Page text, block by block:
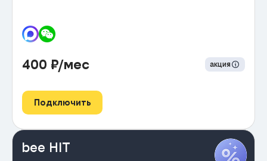
400 ₽/мес акция
Подключить
bee HIT